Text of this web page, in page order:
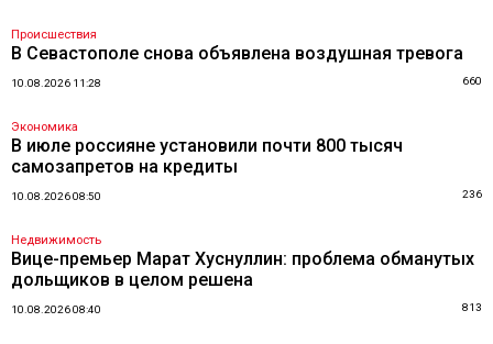
Происшествия
В Севастополе снова объявлена воздушная тревога
10.08.2026 11:28 660
Экономика
В июле россияне установили почти 800 тысяч
самозапретов на кредиты
10.08.2026 08:50 236
Недвижимость
Вице-премьер Марат Хуснуллин: проблема обманутых
дольщиков в целом решена
10.08.2026 08:40 813